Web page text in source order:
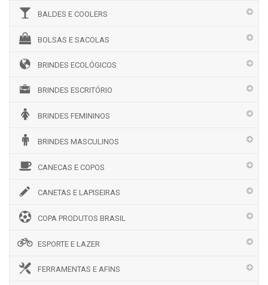
BALDES E COOLERS
BOLSAS E SACOLAS
BRINDES ECOLÓGICOS
BRINDES ESCRITÓRIO
BRINDES FEMININOS
BRINDES MASCULINOS
CANECAS E COPOS
CANETAS E LAPISEIRAS
COPA PRODUTOS BRASIL
ESPORTE E LAZER
FERRAMENTAS E AFINS